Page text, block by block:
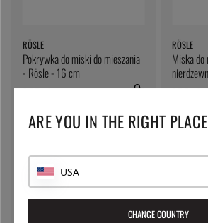
RÖSLE
Pokrywka do miski do mieszania
- Rösle - 16 cm
140 zł
RÖSLE
Miska do
132 zł
ARE YOU IN THE RIGHT
USA
CHANGE COUNTRY